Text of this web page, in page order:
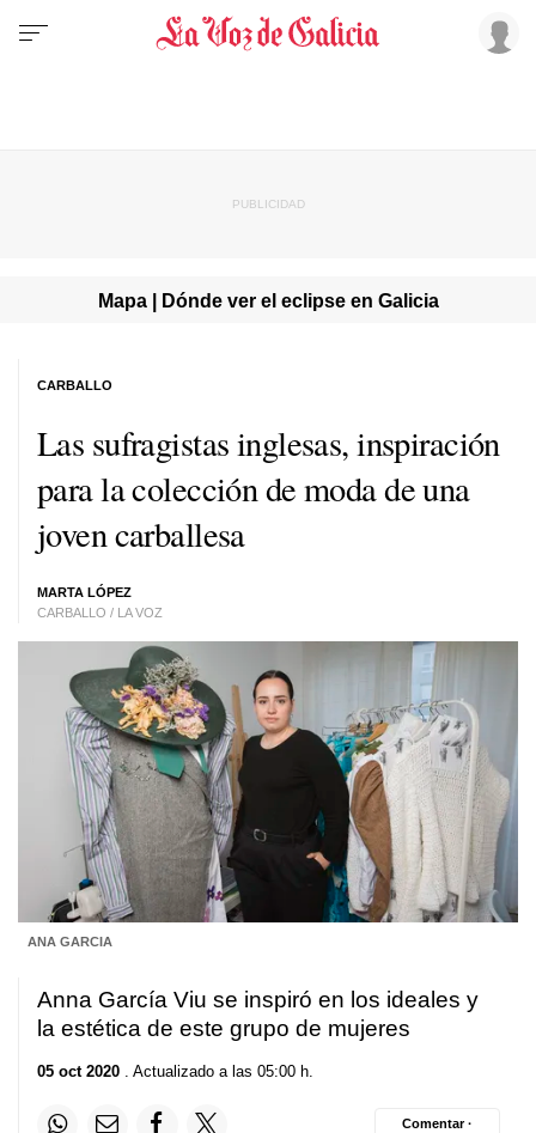
Mapa | Dónde ver el eclipse en Galicia
Las sufragistas inglesas, inspiración
para la colección de moda de una
joven carballesa
MARTA LÓPEZ
CARBALLO / LA VOZ
CARBALLO
ANA GARCIA
Anna García Viu se inspiró en los ideales y
la estética de este grupo de mujeres
05 oct 2020 . Actualizado a las 05:00 h.
Comentar ·